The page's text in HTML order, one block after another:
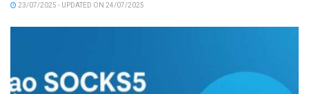
23/07/2025 - UPDATED ON 24/07/2025